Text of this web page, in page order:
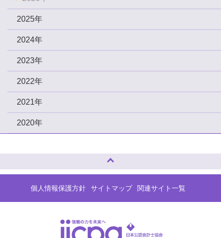
2025年
2024年
2023年
2022年
2021年
2020年
個人情報保護方針 サイトマップ 関連サイト一覧